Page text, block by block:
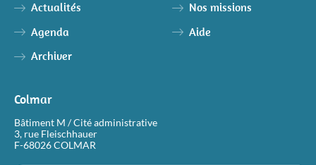
Actualités
Agenda
Archiver
Nos missions
Aide
Colmar
Bâtiment M / Cité administrative
3, rue Fleischhauer
F-68026 COLMAR